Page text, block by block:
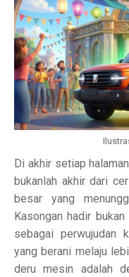
Di akhir setiap
bukanlah akhir dari
besar yang
Kasongan hadir
sebagai perwujudan
yang berani melaju
deru mesin adalah